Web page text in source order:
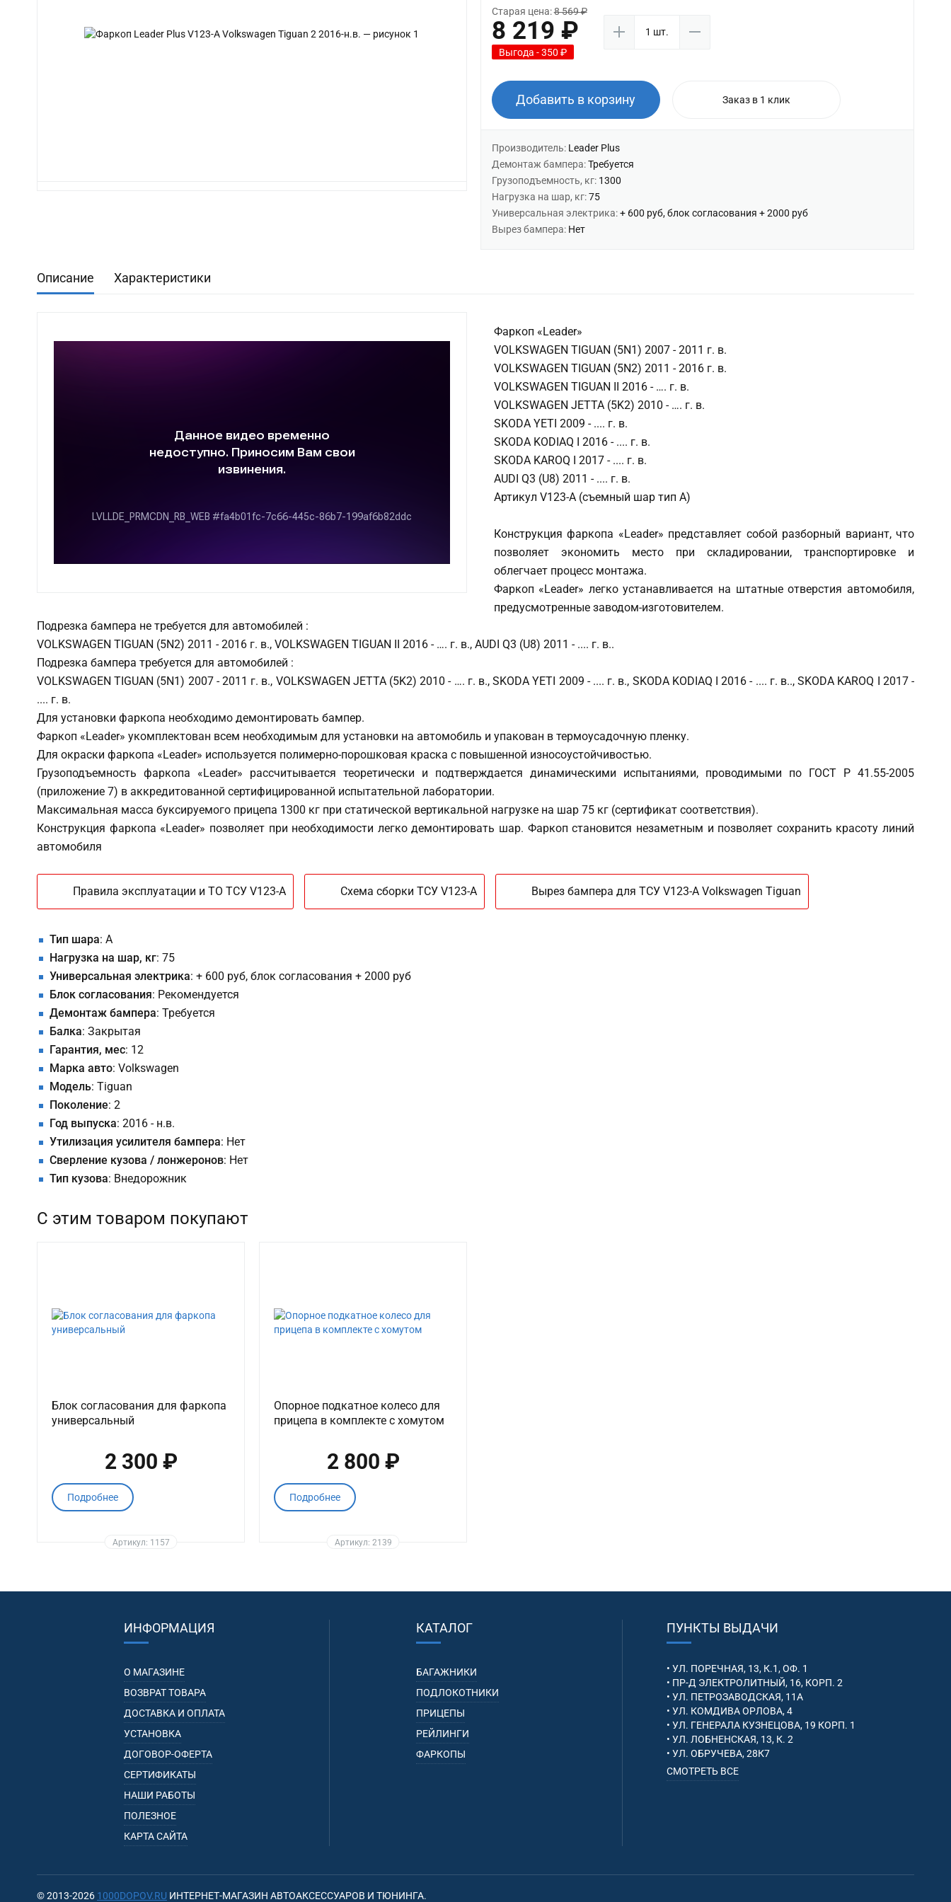
Старая цена:8 569 ₽
8 219 ₽
Выгода - 350 ₽
Добавить в корзину Заказ в 1 клик
Производитель: Leader Plus
Демонтаж бампера:Требуется
Грузоподъемность, кг: 1300
Нагрузка на шар, кг:75
Универсальная электрика:+ 600 руб, блок согласования + 2000 руб
Вырез бампера: Нет
Описание Характеристики
Фаркоп «Leader»
VOLKSWAGEN TIGUAN (5N1) 2007 - 2011 г. в.
VOLKSWAGEN TIGUAN (5N2) 2011 - 2016 г. в.
VOLKSWAGEN TIGUAN II 2016 - …. г. в.
VOLKSWAGEN JETTA (5K2) 2010 - …. г. в.
SKODA YETI 2009 - .... г. в.
SKODA KODIAQ I 2016 - .... г. в.
SKODA KAROQ I 2017 - .... г. в.
AUDI Q3 (U8) 2011 - .... г. в.
Артикул V123-A (съемный шар тип А)
Конструкция фаркопа «Leader» представляет собой разборный вариант, что
позволяет экономить место при складировании, транспортировке и
облегчает процесс монтажа.
Фаркоп «Leader» легко устанавливается на штатные отверстия автомобиля,
предусмотренные заводом-изготовителем.
Подрезка бампера не требуется для автомобилей :
VOLKSWAGEN TIGUAN (5N2) 2011 - 2016 г. в., VOLKSWAGEN TIGUAN II 2016 - …. г. в., AUDI Q3 (U8) 2011 - .... г. в..
Подрезка бампера требуется для автомобилей :
VOLKSWAGEN TIGUAN (5N1) 2007 - 2011 г. в., VOLKSWAGEN JETTA (5K2) 2010 - …. г. в., SKODA YETI 2009 - .... г. в., SKODA KODIAQ I 2016 - .... г. в.., SKODA KAROQ I 2017 -
.... г. в.
Для установки фаркопа необходимо демонтировать бампер.
Фаркоп «Leader» укомплектован всем необходимым для установки на автомобиль и упакован в термоусадочную пленку.
Для окраски фаркопа «Leader» используется полимерно-порошковая краска с повышенной износоустойчивостью.
Грузоподъемность фаркопа «Leader» рассчитывается теоретически и подтверждается динамическими испытаниями, проводимыми по ГОСТ Р 41.55-2005
(приложение 7) в аккредитованной сертифицированной испытательной лаборатории.
Максимальная масса буксируемого прицепа 1300 кг при статической вертикальной нагрузке на шар 75 кг (сертификат соответствия).
Конструкция фаркопа «Leader» позволяет при необходимости легко демонтировать шар. Фаркоп становится незаметным и позволяет сохранить красоту линий
автомобиля
Правила эксплуатации и ТО ТСУ V123-A Схема сборки ТСУ V123-A Вырез бампера для ТСУ V123-A Volkswagen Tiguan
Тип шара: A
Нагрузка на шар, кг: 75
Универсальная электрика: + 600 руб, блок согласования + 2000 руб
Блок согласования: Рекомендуется
Демонтаж бампера: Требуется
Балка: Закрытая
Гарантия, мес: 12
Марка авто: Volkswagen
Модель: Tiguan
Поколение: 2
Год выпуска: 2016 - н.в.
Утилизация усилителя бампера: Нет
Сверление кузова / лонжеронов: Нет
Тип кузова: Внедорожник
С этим товаром покупают
Блок согласования для фаркопа
универсальный
2 300 ₽
Подробнее
Артикул: 1157
Опорное подкатное колесо для
прицепа в комплекте с хомутом
2 800 ₽
Подробнее
Артикул: 2139
ИНФОРМАЦИЯ
О МАГАЗИНЕ
ВОЗВРАТ ТОВАРА
ДОСТАВКА И ОПЛАТА
УСТАНОВКА
ДОГОВОР-ОФЕРТА
СЕРТИФИКАТЫ
НАШИ РАБОТЫ
ПОЛЕЗНОЕ
КАРТА САЙТА
КАТАЛОГ
БАГАЖНИКИ
ПОДЛОКОТНИКИ
ПРИЦЕПЫ
РЕЙЛИНГИ
ФАРКОПЫ
ПУНКТЫ ВЫДАЧИ
• УЛ. ПОРЕЧНАЯ, 13, К.1, ОФ. 1
• ПР-Д ЭЛЕКТРОЛИТНЫЙ, 16, КОРП. 2
• УЛ. ПЕТРОЗАВОДСКАЯ, 11А
• УЛ. КОМДИВА ОРЛОВА, 4
• УЛ. ГЕНЕРАЛА КУЗНЕЦОВА, 19 КОРП. 1
• УЛ. ЛОБНЕНСКАЯ, 13, К. 2
• УЛ. ОБРУЧЕВА, 28К7
СМОТРЕТЬ ВСЕ
© 2013-2026 1000DOPOV.RU ИНТЕРНЕТ-МАГАЗИН АВТОАКСЕССУАРОВ И ТЮНИНГА.